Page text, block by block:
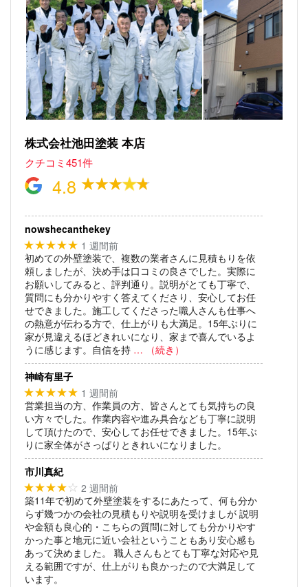
株式会社池田塗装 本店
クチコミ451件
4.8
nowshecanthekey
★★★★★ 1 週間前
初めての外壁塗装で、複数の業者さんに見積もりを依
頼しましたが、決め手は口コミの良さでした。実際に
お願いしてみると、評判通り。説明がとても丁寧で、
質問にも分かりやすく答えてくださり、安心してお任
せできました。施工してくださった職人さんも仕事へ
の熱意が伝わる方で、仕上がりも大満足。15年ぶりに
家が見違えるほどきれいになり、家まで喜んでいるよ
うに感じます。自信を持 … （続き）
神崎有里子
★★★★★ 1 週間前
営業担当の方、作業員の方、皆さんとても気持ちの良
い方々でした。作業内容や進み具合なども丁寧に説明
して頂けたので、安心してお任せできました。15年ぶ
りに家全体がさっぱりときれいになりました。
市川真紀
★★★★☆ 2 週間前
築11年で初めて外壁塗装をするにあたって、何も分か
らず幾つかの会社の見積もりや説明を受けましが 説明
や金額も良心的・こちらの質問に対しても分かりやす
かった事と地元に近い会社ということもあり安心感も
あって決めました。
職人さんもとても丁寧な対応や見
える範囲ですが、仕上がりも良かったので大満足して
います。